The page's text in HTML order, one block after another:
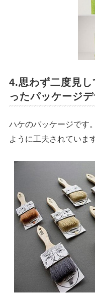
4.思わず二度見
ったパッケージ
ハケのパッケージです
ように工夫されていま